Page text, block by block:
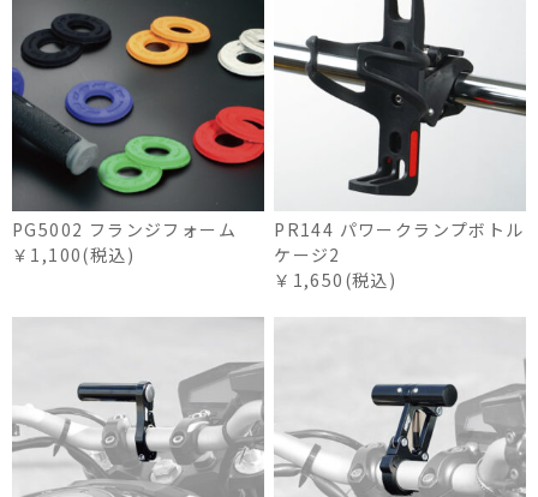
PG5002 フランジフォーム
￥1,100(税込)
PR144 パワークランプボトル
ケージ2
￥1,650(税込)